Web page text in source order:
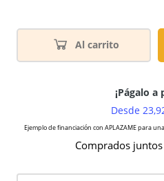
Al carrito
Comprados